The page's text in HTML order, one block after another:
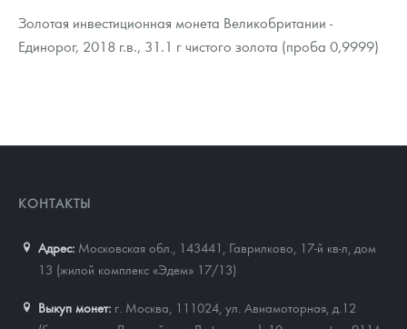
Золотая инвестиционная монета Великобритании -
Единорог, 2018 г.в., 31.1 г чистого золота (проба 0,9999)
КОНТАКТЫ
Адрес: Московская обл., 143441
Гаврилково, 17-й кв-л, дом
13 (жилой комплекс «Эдем» 17/13)
Выкуп монет: г. Москва, 111024, ул. Авиамоторная, д.12